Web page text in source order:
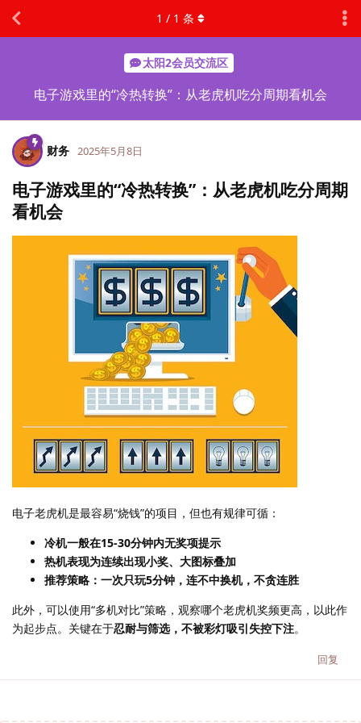
太阳2会员交流区
电子游戏里的“冷热转换”：从老虎机吃分周期看机会
1 / 1 条
财务 2025年5月8日
电子游戏里的“冷热转换”：从老虎机吃分周期
看机会
电子老虎机是最容易“烧钱”的项目，但也有规律可循：
冷机一般在15-30分钟内无奖项提示
热机表现为连续出现小奖、大图标叠加
推荐策略：一次只玩5分钟，连不中换机，不贪连胜
此外，可以使用“多机对比”策略，观察哪个老虎机奖频更高，以此作
为起步点。关键在于忍耐与筛选，不被彩灯吸引失控下注。
回复